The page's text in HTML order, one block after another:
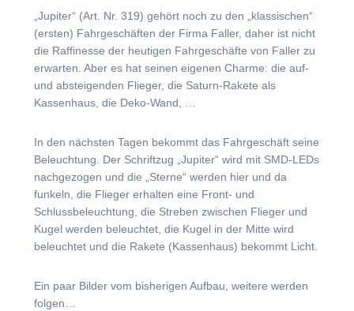
„Jupiter“ (Art. Nr. 319) gehört noch zu den „klassischen“
(ersten) Fahrgeschäften der Firma Faller, daher ist nicht
die Raffinesse der heutigen Fahrgeschäfte von Faller zu
erwarten. Aber es hat seinen eigenen Charme: die auf-
und absteigenden Flieger, die Saturn-Rakete als
Kassenhaus, die Deko-Wand, …
In den nächsten Tagen bekommt das Fahrgeschäft seine
Beleuchtung. Der Schriftzug „Jupiter“ wird mit SMD-LEDs
nachgezogen und die „Sterne“ werden hier und da
funkeln, die Flieger erhalten eine Front- und
Schlussbeleuchtung, die Streben zwischen Flieger und
Kugel werden beleuchtet, die Kugel in der Mitte wird
beleuchtet und die Rakete (Kassenhaus) bekommt Licht.
Ein paar Bilder vom bisherigen Aufbau, weitere werden
folgen…